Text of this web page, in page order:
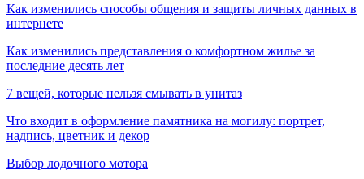
Как изменились способы общения и защиты личных данных в
интернете
Как изменились представления о комфортном жилье за
последние десять лет
7 вещей, которые нельзя смывать в унитаз
Что входит в оформление памятника на могилу: портрет,
надпись, цветник и декор
Выбор лодочного мотора